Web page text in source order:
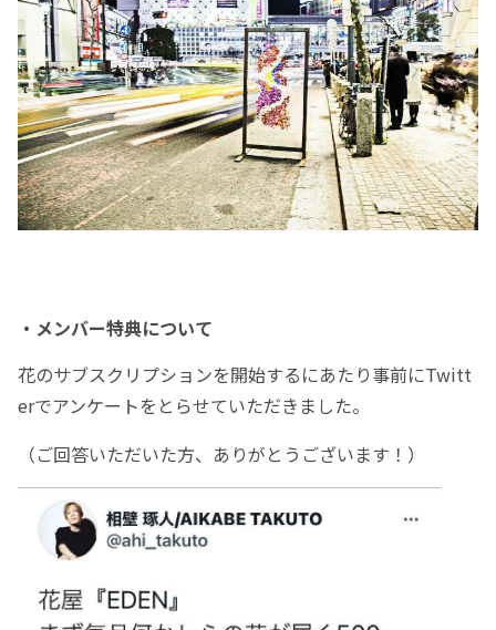
・メンバー特典について
花のサブスクリプションを開始するにあたり事前にTwitt
erでアンケートをとらせていただきました。
（ご回答いただいた方、ありがとうございます！）